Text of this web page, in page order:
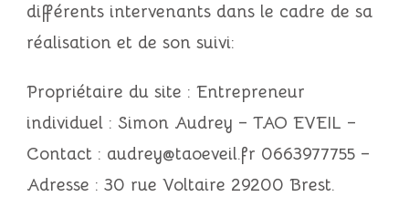
différents intervenants dans le cadre de sa
réalisation et de son suivi:
Propriétaire du site : Entrepreneur
individuel : Simon Audrey – TAO EVEIL –
Contact : audrey@taoeveil.fr 0663977755 –
Adresse : 30 rue Voltaire 29200 Brest.